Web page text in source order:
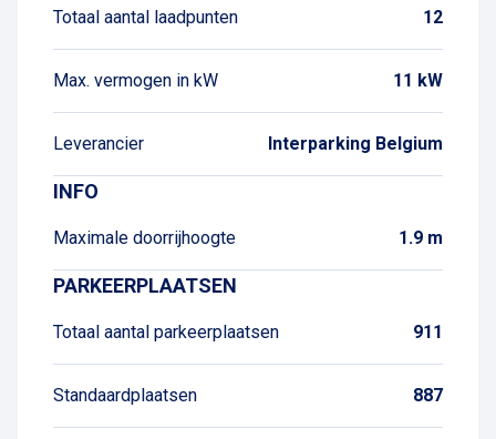
Totaal aantal laadpunten 12
Max. vermogen in kW 11 kW
Leverancier Interparking Belgium
INFO
Maximale doorrijhoogte 1.9 m
PARKEERPLAATSEN
Totaal aantal parkeerplaatsen 911
Standaardplaatsen 887